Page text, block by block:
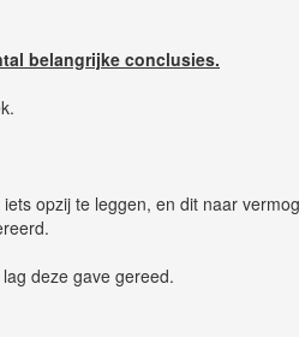
belangrijke conclusies.
opzij te leggen, en dit naar
deze gave gereed.